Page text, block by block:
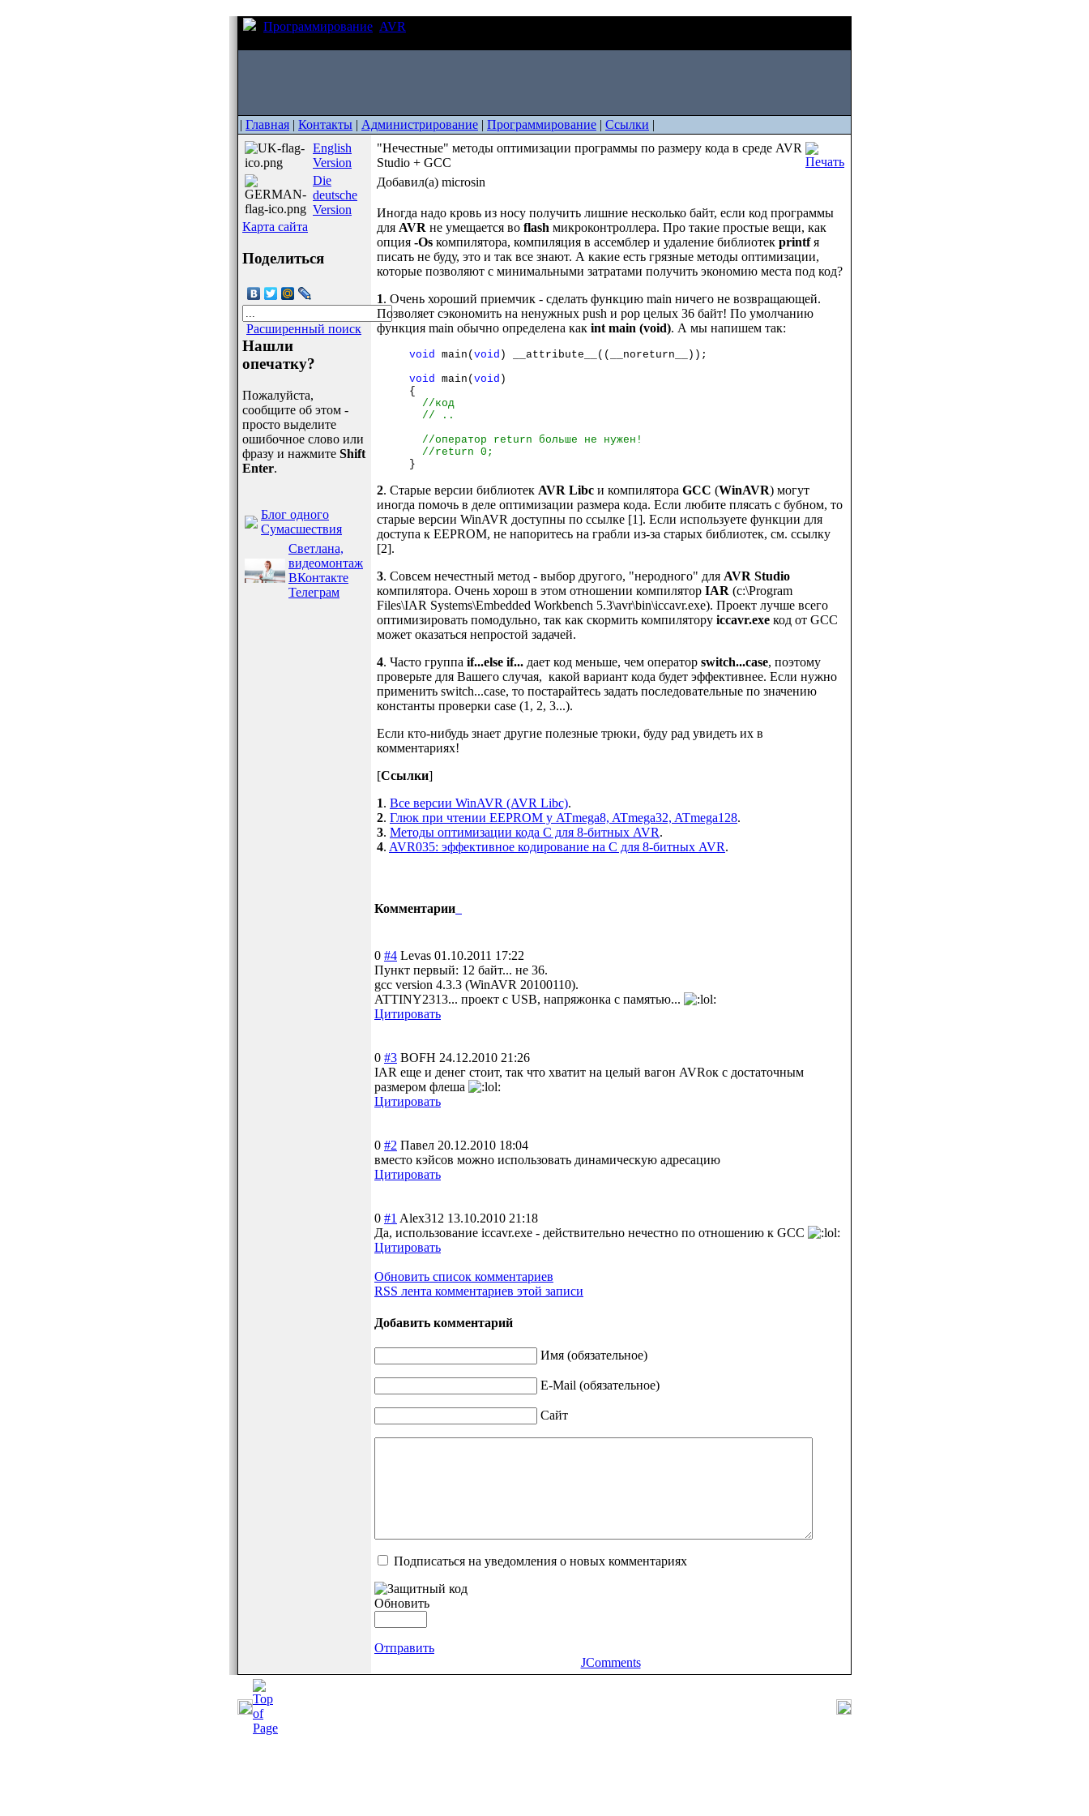
Программирование AVR
| Главная | Контакты | Администрирование | Программирование | Ссылки |
English
Version
Die
deutsche
Version
Карта сайта
Поделиться
Расширенный поиск
Нашли
опечатку?
Пожалуйста,
сообщите об этом -
просто выделите
ошибочное слово или
фразу и нажмите Shift
Enter.
Блог одного
Сумасшествия
Светлана,
видеомонтаж
ВКонтакте
Телеграм
"Нечестные" методы оптимизации программы по размеру кода в среде AVR
Studio + GCC
Добавил(а) microsin
Иногда надо кровь из носу получить лишние несколько байт, если код программы
для AVR не умещается во flash микроконтроллера. Про такие простые вещи, как
опция -Os компилятора, компиляция в ассемблер и удаление библиотек printfя
писать не буду, это и так все знают. А какие есть грязные методы оптимизации,
которые позволяют с минимальными затратами получить экономию места под код?
1. Очень хороший приемчик - сделать функцию main ничего не возвращающей.
Позволяет сэкономить на ненужных push и pop целых 36 байт! По умолчанию
функция main обычно определена как int main (void). А мы напишем так:
void main( void ) __attribute__((__noreturn__));
void main( void )
{
//код
// ..
//оператор return больше не нужен!
//return 0;
}
2. Старые версии библиотек AVR Libc и компилятора GCC (WinAVR) могут
иногда помочь в деле оптимизации размера кода. Если любите плясать с бубном, то
старые версии WinAVR доступны по ссылке [1]. Если используете функции для
доступа к EEPROM, не напоритесь на грабли из-за старых библиотек, см. ссылку
[2].
3. Совсем нечестный метод - выбор другого, "неродного" для AVR Studio
компилятора. Очень хорош в этом отношении компилятор IAR (c:\Program
Files\IAR Systems\Embedded Workbench 5.3\avr\bin\iccavr.exe). Проект лучше всего
оптимизировать помодульно, так как скормить компилятору iccavr.exe код от GCC
может оказаться непростой задачей.
4. Часто группа if...else if... дает код меньше, чем оператор switch...case, поэтому
проверьте для Вашего случая, какой вариант кода будет эффективнее. Если нужно
применить switch...case, то постарайтесь задать последовательные по значению
константы проверки case (1, 2, 3...).
Если кто-нибудь знает другие полезные трюки, буду рад увидеть их в
комментариях!
[Ссылки]
1. Все версии WinAVR (AVR Libc).
2. Глюк при чтении EEPROM у ATmega8, ATmega32, ATmega128.
3. Методы оптимизации кода C для 8-битных AVR.
4. AVR035: эффективное кодирование на C для 8-битных AVR.
Комментарии
0 #4 Levas 01.10.2011 17:22
Пункт первый: 12 байт... не 36.
gcc version 4.3.3 (WinAVR 20100110).
ATTINY2313... проект с USB, напряжонка с памятью...
Цитировать
0 #3 BOFH 24.12.2010 21:26
IAR еще и денег стоит, так что хватит на целый вагон AVRок с достаточным
размером флеша
Цитировать
0 #2 Павел 20.12.2010 18:04
вместо кэйсов можно использовать динамическую адресацию
Цитировать
0 #1 Alex312 13.10.2010 21:18
Да, использование iccavr.exe - действительно нечестно по отношению к GCC
Цитировать
Обновить список комментариев
RSS лента комментариев этой записи
Добавить комментарий
Имя (обязательное)
E-Mail (обязательное)
Сайт
Подписаться на уведомления о новых комментариях
Обновить
Отправить
JComments